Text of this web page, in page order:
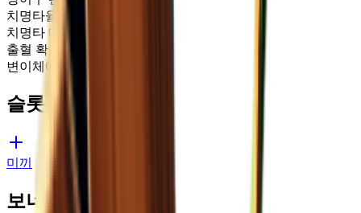
치명타율
치명타 대미지 배율
출혈 확률
변이체에 대한 배율
슬롯
미끼
보너스